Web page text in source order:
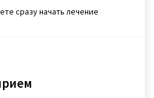
сразу начать лечение